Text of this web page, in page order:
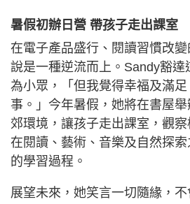
暑假初辦日營 帶孩子走出課室
在電子產品盛行、閱讀習慣改變
說是一種逆流而上。Sandy豁
為小眾，「但我覺得幸福及滿
事。」今年暑假，她將在書屋
郊環境，讓孩子走出課室，觀察
在閱讀、藝術、音樂及自然探
的學習過程。
展望未來，她笑言一切隨緣，